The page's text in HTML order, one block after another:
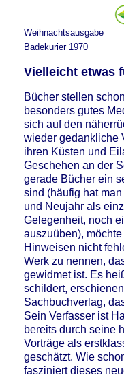
Weihnachtsausgabe
Badekurier 1970
Vielleicht etwas
Bücher stellen
besonders gutes
sich auf den
wieder gedankliche
ihren Küsten und
Geschehen an der
gerade Bücher ein
sind (häufig hat
und Neujahr als
Gelegenheit, noch
auszuüben),
Hinweisen nicht
Werk zu nennen,
gewidmet ist. Es
schildert,
Sachbuchverlag,
Sein Verfasser ist
bereits durch seine
Vorträge als
geschätzt. Wie
fasziniert dieses